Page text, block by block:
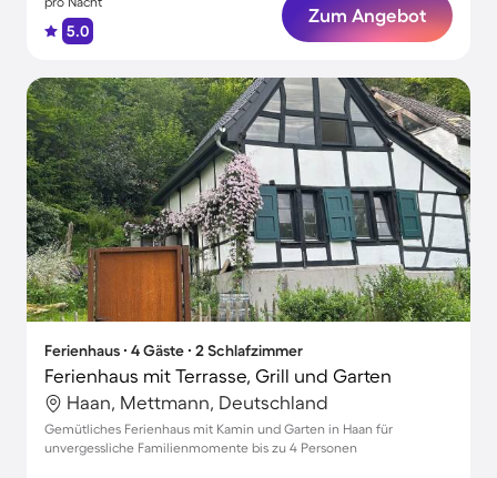
5.0
Zum Angebot
Ferienhaus ∙ 4 Gäste ∙ 2 Schlafzimmer
Ferienhaus mit Terrasse, Grill und Garten
Haan, Mettmann, Deutschland
Gemütliches Ferienhaus mit Kamin und Garten in Haan für
unvergessliche Familienmomente bis zu 4 Personen